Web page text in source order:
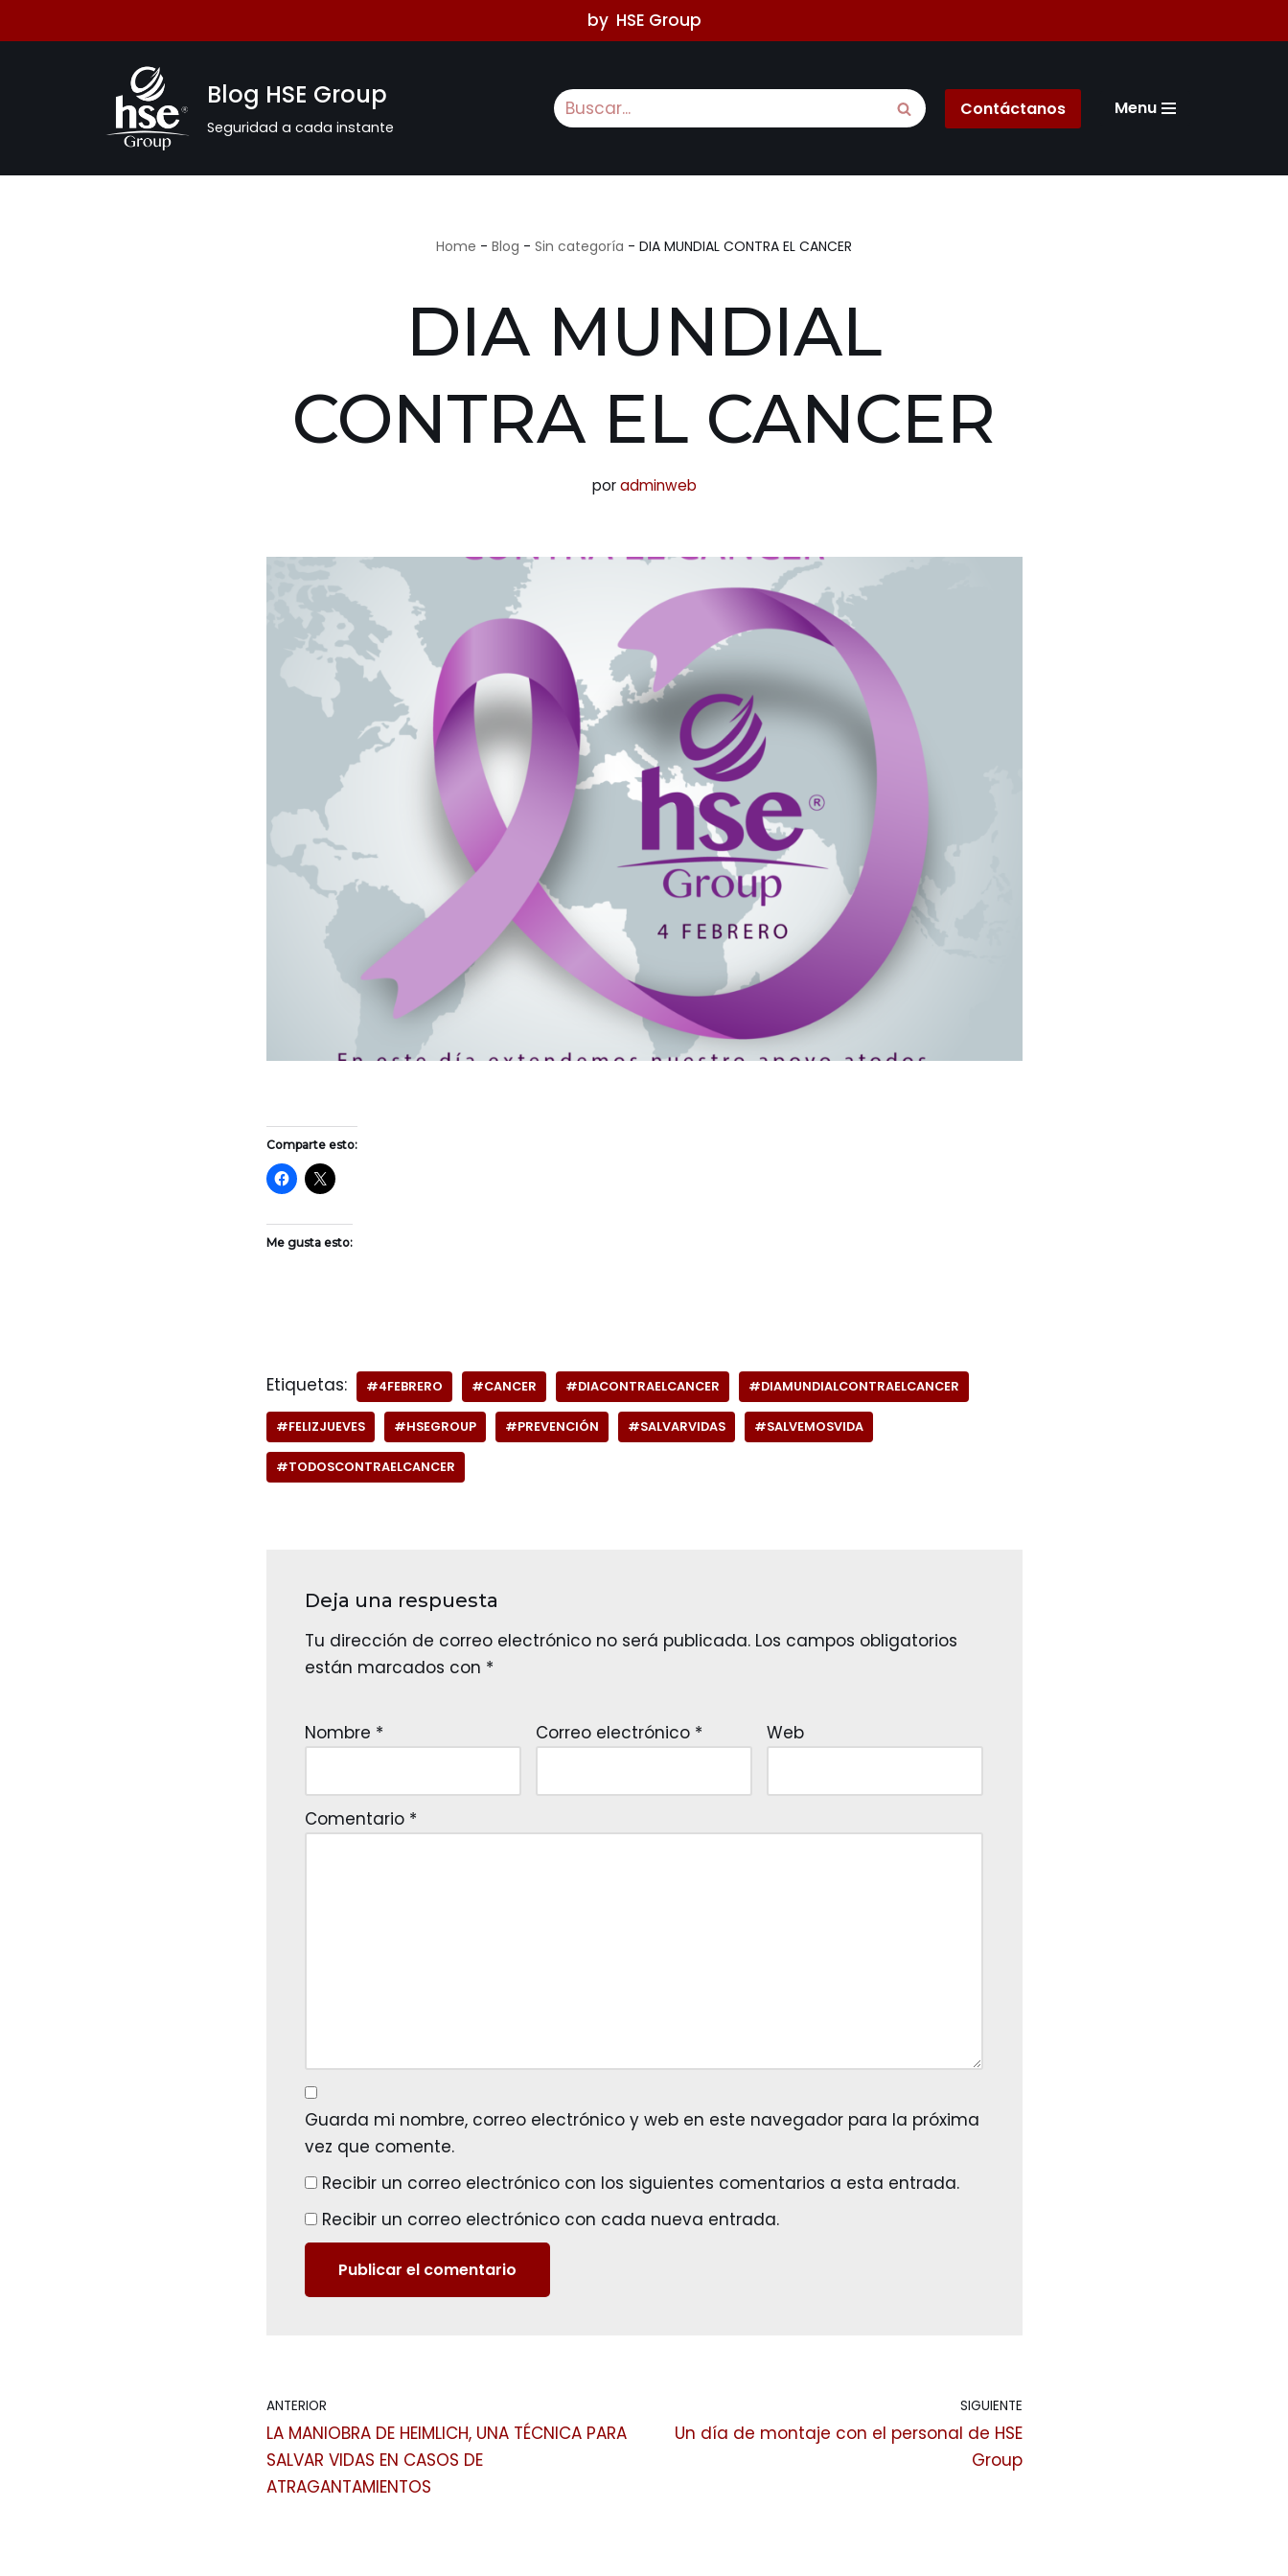
by HSE Group
Blog HSE Group
Seguridad a cada instante
Contáctanos Menu
Home - Blog - Sin categoría - DIA MUNDIAL CONTRA EL CANCER
DIA MUNDIAL
CONTRA EL CANCER
poradminweb
Comparte esto:
Me gusta esto:
Etiquetas: #4FEBRERO #CANCER #DIACONTRAELCANCER #DIAMUNDIALCONTRAELCANCER
#FELIZJUEVES #HSEGROUP #PREVENCIÓN #SALVARVIDAS #SALVEMOSVIDA
#TODOSCONTRAELCANCER
Deja una respuesta
Tu dirección de correo electrónico no será publicada. Los campos obligatorios
están marcados con *
Nombre * Correo electrónico * Web
Comentario *
Guarda mi nombre, correo electrónico y web en este navegador para la próxima
vez que comente.
Recibir un correo electrónico con los siguientes comentarios a esta entrada.
Recibir un correo electrónico con cada nueva entrada.
ANTERIOR
LA MANIOBRA DE HEIMLICH, UNA TÉCNICA PARA
SALVAR VIDAS EN CASOS DE
ATRAGANTAMIENTOS
SIGUIENTE
Un día de montaje con el personal de HSE
Group